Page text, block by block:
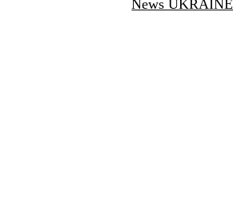
News UKRAINE